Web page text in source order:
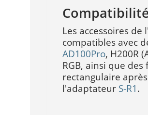
Les accessoires
compatibles avec
AD100Pro, H200R
RGB, ainsi que des
rectangulaire
l'adaptateur S-R1.